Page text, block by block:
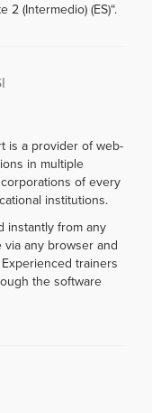
2 (Intermedio) (ES)“.
is a provider of web-
in multiple
of every
institutions.
instantly from any
any browser and
trainers
the software